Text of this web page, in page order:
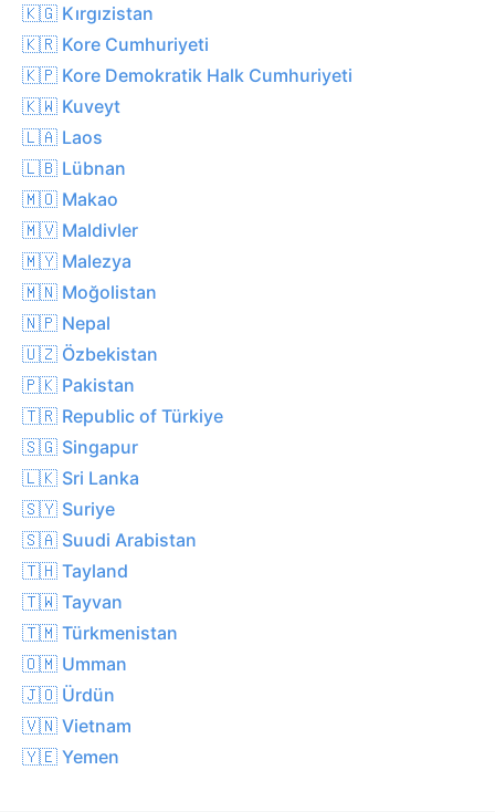
🇰🇬 Kırgızistan
🇰🇷 Kore Cumhuriyeti
🇰🇵 Kore Demokratik Halk Cumhuriyeti
🇰🇼 Kuveyt
🇱🇦 Laos
🇱🇧 Lübnan
🇲🇴 Makao
🇲🇻 Maldivler
🇲🇾 Malezya
🇲🇳 Moğolistan
🇳🇵 Nepal
🇺🇿 Özbekistan
🇵🇰 Pakistan
🇹🇷 Republic of Türkiye
🇸🇬 Singapur
🇱🇰 Sri Lanka
🇸🇾 Suriye
🇸🇦 Suudi Arabistan
🇹🇭 Tayland
🇹🇼 Tayvan
🇹🇲 Türkmenistan
🇴🇲 Umman
🇯🇴 Ürdün
🇻🇳 Vietnam
🇾🇪 Yemen